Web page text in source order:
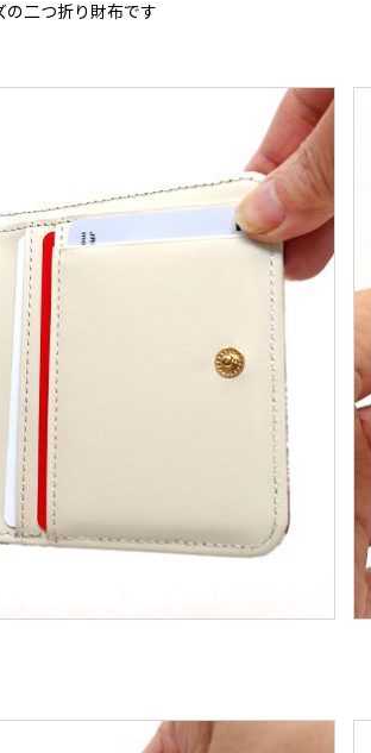
二つ折り財布です